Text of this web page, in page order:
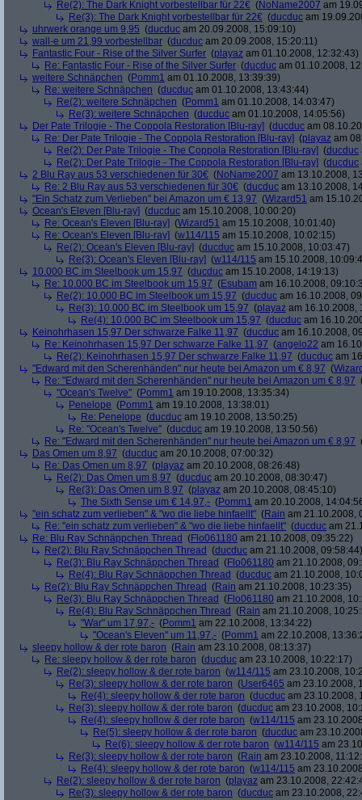
Re(2): The Dark Knight vorbestellbar für 22€ (NoName2007 am
Re(3): The Dark Knight vorbestellbar für 22€ (ducduc am
uhrwerk orange um 9,95 (ducduc am 20.09.2008, 15:09:10)
wall-e um 21,99 vorbestellbar (ducduc am 20.09.2008, 15:20:11)
Fantastic Four - Rise of the Silver Surfer (playaz am 01.10.2008, 12:32:43)
Re: Fantastic Four - Rise of the Silver Surfer (ducduc am 01.10.2008,
weitere Schnäpchen (Pomm1 am 01.10.2008, 13:39:39)
Re: weitere Schnäpchen (ducduc am 01.10.2008, 13:43:44)
Re(2): weitere Schnäpchen (Pomm1 am 01.10.2008, 14:03:47)
Re(3): weitere Schnäpchen (ducduc am 01.10.2008, 14:05:56)
Der Pate Trilogie - The Coppola Restoration [Blu-ray] (ducduc am
Re: Der Pate Trilogie - The Coppola Restoration [Blu-ray] (playaz am
Re(2): Der Pate Trilogie - The Coppola Restoration [Blu-ray] (ducduc
Re(2): Der Pate Trilogie - The Coppola Restoration [Blu-ray] (ducduc
2 Blu Ray aus 53 verschiedenen für 30€ (NoName2007 am 13.10.2008,
Re: 2 Blu Ray aus 53 verschiedenen für 30€ (ducduc am 13.10.2008,
"Ein Schatz zum Verlieben" bei Amazon um € 13,97 (Wizard51 am
Ocean's Eleven [Blu-ray] (ducduc am 15.10.2008, 10:00:20)
Re: Ocean's Eleven [Blu-ray] (Wizard51 am 15.10.2008, 10:01:40)
Re: Ocean's Eleven [Blu-ray] (w114/115 am 15.10.2008, 10:02:15)
Re(2): Ocean's Eleven [Blu-ray] (ducduc am 15.10.2008, 10:03:47)
Re(3): Ocean's Eleven [Blu-ray] (w114/115 am 15.10.2008,
10.000 BC im Steelbook um 15,97 (ducduc am 15.10.2008, 14:19:13)
Re: 10.000 BC im Steelbook um 15,97 (Esubam am 16.10.2008,
Re(2): 10.000 BC im Steelbook um 15,97 (ducduc am 16.10.2008,
Re(3): 10.000 BC im Steelbook um 15,97 (playaz am 16.10.2008,
Re(4): 10.000 BC im Steelbook um 15,97 (ducduc am
Keinohrhasen 15,97 Der schwarze Falke 11,97 (ducduc am 16.10.2008,
Re: Keinohrhasen 15,97 Der schwarze Falke 11,97 (angelo22 am
Re(2): Keinohrhasen 15,97 Der schwarze Falke 11,97 (ducduc am
"Edward mit den Scherenhänden" nur heute bei Amazon um € 8,97 (
Re: "Edward mit den Scherenhänden" nur heute bei Amazon um € 8,97
"Ocean's Twelve" (Pomm1 am 19.10.2008, 13:35:34)
Penelope (Pomm1 am 19.10.2008, 13:38:01)
Re: Penelope (ducduc am 19.10.2008, 13:50:25)
Re: "Ocean's Twelve" (ducduc am 19.10.2008, 13:50:56)
Re: "Edward mit den Scherenhänden" nur heute bei Amazon um € 8,97
Das Omen um 8,97 (ducduc am 20.10.2008, 07:00:32)
Re: Das Omen um 8,97 (playaz am 20.10.2008, 08:26:48)
Re(2): Das Omen um 8,97 (ducduc am 20.10.2008, 08:30:47)
Re(3): Das Omen um 8,97 (playaz am 20.10.2008, 08:45:10)
The Sixth Sense um € 14,97,- (Pomm1 am 20.10.2008,
"ein schatz zum verlieben" & "wo die liebe hinfaellt" (Rain am 21.10.2008,
Re: "ein schatz zum verlieben" & "wo die liebe hinfaellt" (ducduc am
Re: Blu Ray Schnäppchen Thread (Flo061180 am 21.10.2008, 09:35:22)
Re(2): Blu Ray Schnäppchen Thread (ducduc am 21.10.2008, 09:58:44)
Re(3): Blu Ray Schnäppchen Thread (Flo061180 am 21.10.2008,
Re(4): Blu Ray Schnäppchen Thread (ducduc am 21.10.2008,
Re(2): Blu Ray Schnäppchen Thread (Rain am 21.10.2008, 10:23:35)
Re(3): Blu Ray Schnäppchen Thread (Flo061180 am 21.10.2008,
Re(4): Blu Ray Schnäppchen Thread (Rain am 21.10.2008,
"War" um 17,97,- (Pomm1 am 22.10.2008, 13:34:22)
"Ocean's Eleven" um 11,97,- (Pomm1 am 22.10.2008,
sleepy hollow & der rote baron (Rain am 23.10.2008, 08:13:37)
Re: sleepy hollow & der rote baron (ducduc am 23.10.2008, 10:22:17)
Re(2): sleepy hollow & der rote baron (w114/115 am 23.10.2008,
Re(3): sleepy hollow & der rote baron (User6465 am 23.10.2008,
Re(4): sleepy hollow & der rote baron (ducduc am 23.10.2008,
Re(3): sleepy hollow & der rote baron (ducduc am 23.10.2008,
Re(4): sleepy hollow & der rote baron (w114/115 am
Re(5): sleepy hollow & der rote baron (ducduc am
Re(6): sleepy hollow & der rote baron (w114/115 am
Re(3): sleepy hollow & der rote baron (Rain am 23.10.2008,
Re(4): sleepy hollow & der rote baron (w114/115 am
Re(2): sleepy hollow & der rote baron (playaz am 23.10.2008,
Re(3): sleepy hollow & der rote baron (ducduc am 23.10.2008,